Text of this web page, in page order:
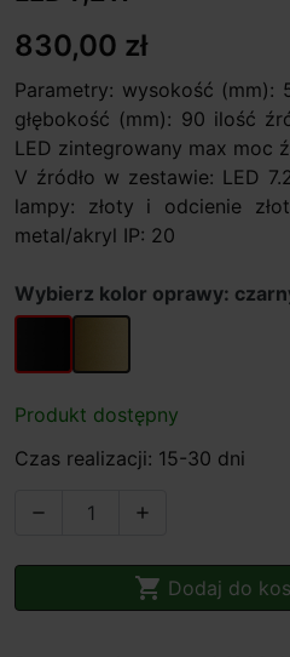
830,00 zł
Parametry: wysokość (mm):
głębokość (mm): 90 ilość
LED zintegrowany max moc
V źródło w zestawie: LED
lampy: złoty i odcienie
metal/akryl IP: 20
Wybierz kolor oprawy:
czarnyzłoty
Produkt dostępny
Czas realizacji: 15-30 dni
 
 Dodaj do